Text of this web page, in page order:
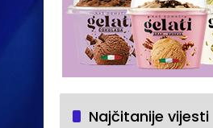
Najčitanije vijesti